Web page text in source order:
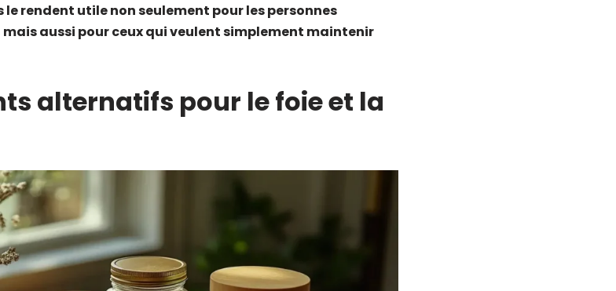
le rendent utile non seulement pour les personnes
aussi pour ceux qui veulent simplement maintenir
alternatifs pour le foie et la